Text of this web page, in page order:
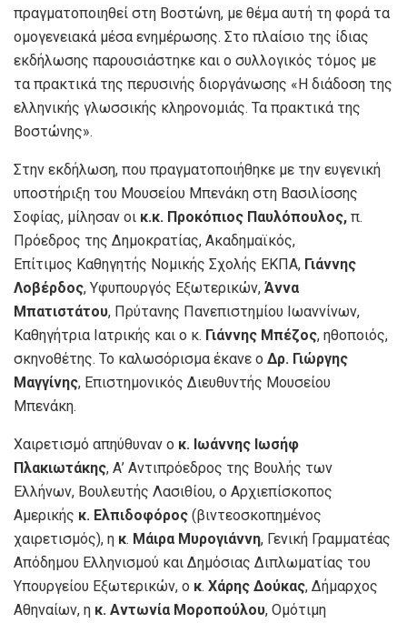
πραγματοποιηθεί στη Βοστώνη, με θέμα αυτή τη φορά τα
ομογενειακά μέσα ενημέρωσης. Στο πλαίσιο της ίδιας
εκδήλωσης παρουσιάστηκε και ο συλλογικός τόμος με
τα πρακτικά της περυσινής διοργάνωσης «Η διάδοση της
ελληνικής γλωσσικής κληρονομιάς. Τα πρακτικά της
Βοστώνης».
Στην εκδήλωση, που πραγματοποιήθηκε με την ευγενική
υποστήριξη του Μουσείου Μπενάκη στη Βασιλίσσης
Σοφίας, μίλησαν οι κ.κ. Προκόπιος Παυλόπουλος, π.
Πρόεδρος της Δημοκρατίας, Ακαδημαϊκός,
Επίτιμος Καθηγητής Νομικής Σχολής ΕΚΠΑ, Γιάννης
Λοβέρδος, Υφυπουργός Εξωτερικών, Άννα
Μπατιστάτου, Πρύτανης Πανεπιστημίου Ιωαννίνων,
Καθηγήτρια Ιατρικής και ο κ. Γιάννης Μπέζος, ηθοποιός,
σκηνοθέτης. Το καλωσόρισμα έκανε ο Δρ. Γιώργης
Μαγγίνης, Επιστημονικός Διευθυντής Μουσείου
Μπενάκη.
Χαιρετισμό απηύθυναν ο κ. Ιωάννης Ιωσήφ
Πλακιωτάκης, Α’ Αντιπρόεδρος της Βουλής των
Ελλήνων, Βουλευτής Λασιθίου, ο Αρχιεπίσκοπος
Αμερικής κ. Ελπιδοφόρος (βιντεοσκοπημένος
χαιρετισμός), η κ. Μάιρα Μυρογιάννη, Γενική Γραμματέας
Απόδημου Ελληνισμού και Δημόσιας Διπλωματίας του
Υπουργείου Εξωτερικών, ο κ. Χάρης Δούκας, Δήμαρχος
Αθηναίων, η κ. Αντωνία Μοροπούλου, Ομότιμη